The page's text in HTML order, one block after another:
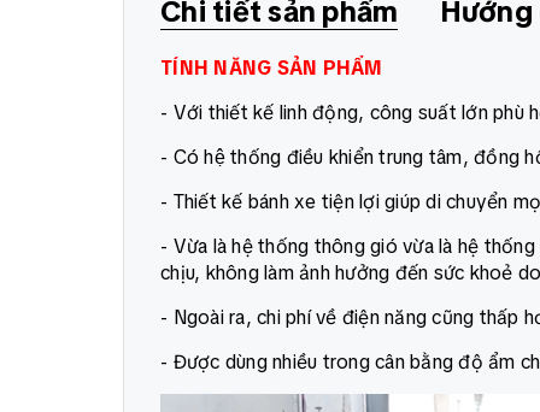
Chi tiết sản phẩm Hướng
TÍNH NĂNG SẢN PHẨM
- Với thiết kế linh động, công suất lớn phù
- Có hệ thống điều khiển trung tâm, đồng
- Thiết kế bánh xe tiện lợi giúp di chuyển
- Vừa là hệ thống thông gió vừa là hệ
chịu, không làm ảnh hưởng đến sức khoẻ
- Ngoài ra, chi phí về điện năng cũng thấp
- Được dùng nhiều trong cân bằng độ ẩm